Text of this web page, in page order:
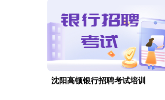
沈阳高顿银行招聘考试培训